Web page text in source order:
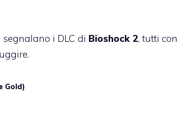
i DLC di Bioshock 2, tutti con
Gold)